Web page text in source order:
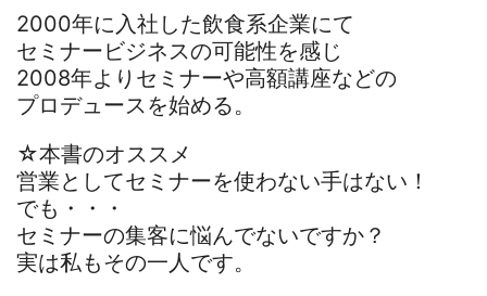
2000年に入社した飲食系企業にて
セミナービジネスの可能性を感じ
2008年よりセミナーや高額講座などの
プロデュースを始める。
☆本書のオススメ
営業としてセミナーを使わない手はない！
でも・・・
セミナーの集客に悩んでないですか？
実は私もその一人です。